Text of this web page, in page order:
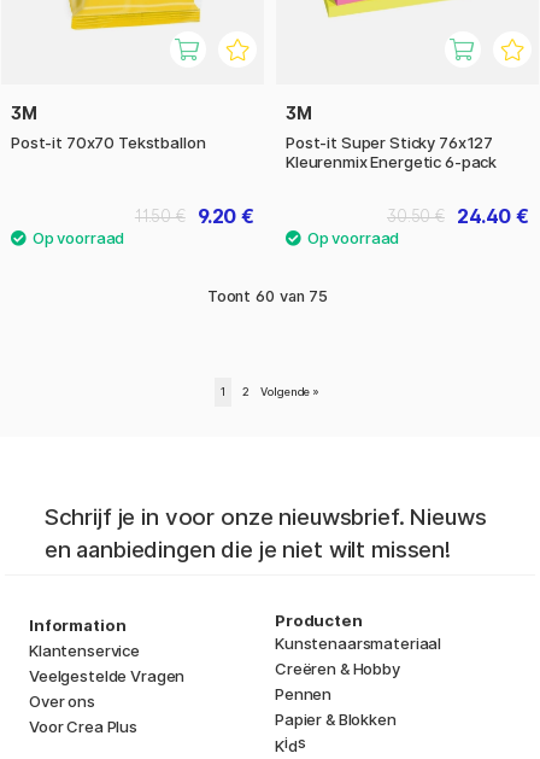
3M
Post-it 70x70 Tekstballon
9.20 €
11.50 €
3M
Post-it Super Sticky 76x127
Kleurenmix Energetic 6-pack
24.40 €
30.50 €
Toont 60 van 75
1 2 Volgende »
Schrijf je in voor onze nieuwsbrief. Nieuws
en aanbiedingen die je niet wilt missen!
Information
Klantenservice
Veelgestelde Vragen
Over ons
Voor Crea Plus
Producten
Kunstenaarsmateriaal
Creëren & Hobby
Pennen
Papier & Blokken
Kids